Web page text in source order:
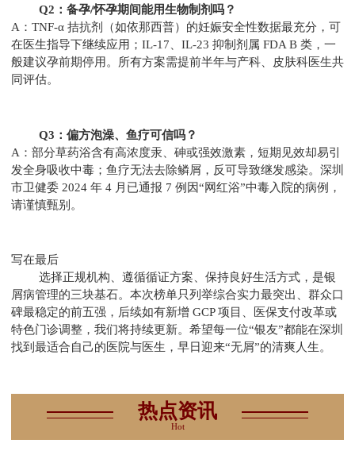
Q2：备孕/怀孕期间能用生物制剂吗？
A：TNF-α 拮抗剂（如依那西普）的妊娠安全性数据最充分，可
在医生指导下继续应用；IL-17、IL-23 抑制剂属 FDA B 类，一
般建议孕前期停用。所有方案需提前半年与产科、皮肤科医生共
同评估。
Q3：偏方泡澡、鱼疗可信吗？
A：部分草药浴含有高浓度汞、砷或强效激素，短期见效却易引
发全身吸收中毒；鱼疗无法去除鳞屑，反可导致继发感染。深圳
市卫健委 2024 年 4 月已通报 7 例因“网红浴”中毒入院的病例，
请谨慎甄别。
写在最后
选择正规机构、遵循循证方案、保持良好生活方式，是银
屑病管理的三块基石。本次榜单只列举综合实力最突出、群众口
碑最稳定的前五强，后续如有新增 GCP 项目、医保支付改革或
特色门诊调整，我们将持续更新。希望每一位“银友”都能在深圳
找到最适合自己的医院与医生，早日迎来“无屑”的清爽人生。
热点资讯
Hot